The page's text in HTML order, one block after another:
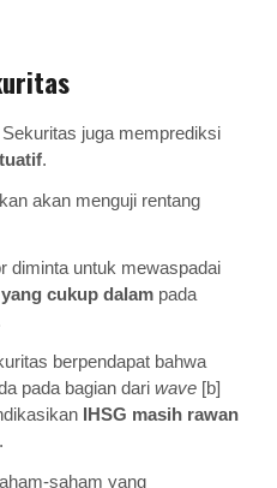
juga memprediksi
.
akan menguji rentang
diminta untuk mewaspadai
cukup dalam pada
berpendapat bahwa
pada bagian dari wave [b]
IHSG masih rawan
.
saham yang